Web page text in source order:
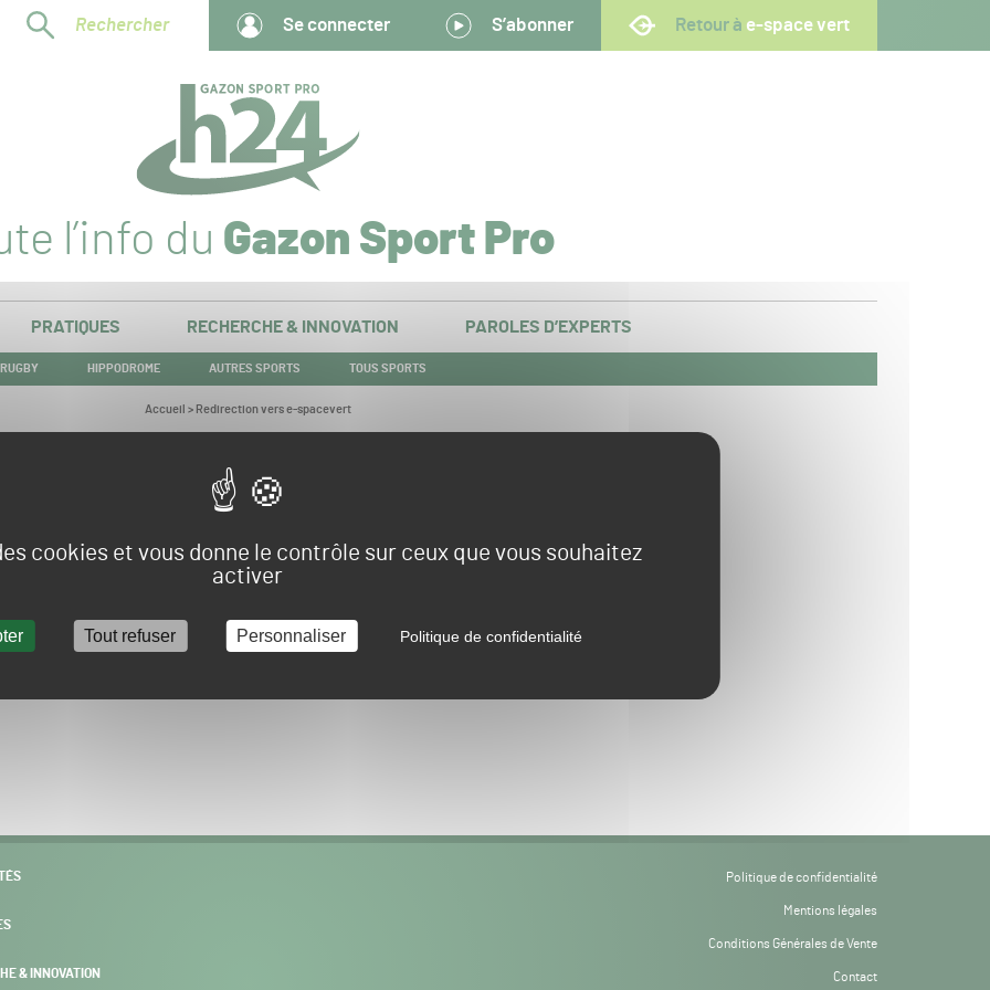
cookies et vous donne le contrôle sur ceux que vous souhaitez
activer
Tout refuser Personnaliser Politique de confidentialité
Rechercher Se connecter S’abonner Retour à e-space vert
l’info du Gazon Sport Pro
PRATIQUES RECHERCHE & INNOVATION PAROLES D’EXPERTS
RUGBY HIPPODROME AUTRES SPORTS TOUS SPORTS
Vous
Accueil > Redirection vers e-spacevert
Redirection vers e-spacevert
POURSUIVRE VERS E-SPACEVERT BY SALONVERT
& INNOVATION
Politique de confidentialité
Mentions légales
Conditions Générales de Vente
Contact